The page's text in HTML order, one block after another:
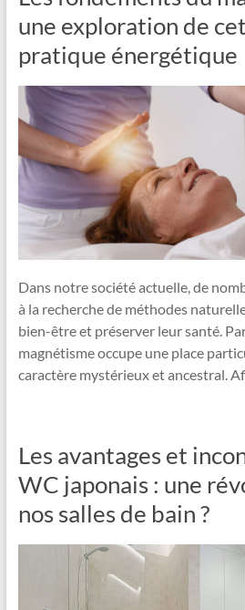
une exploration de
pratique énergétique
Dans notre société actuelle, de
à la recherche de méthodes
bien-être et préserver leur santé.
magnétisme occupe une place
caractère mystérieux et ancestral.
Les avantages et
WC japonais : une
nos salles de bain ?